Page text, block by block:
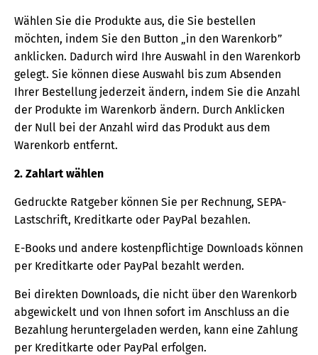
Wählen Sie die Produkte aus, die Sie bestellen
möchten, indem Sie den Button „in den Warenkorb”
anklicken. Dadurch wird Ihre Auswahl in den Warenkorb
gelegt. Sie können diese Auswahl bis zum Absenden
Ihrer Bestellung jederzeit ändern, indem Sie die Anzahl
der Produkte im Warenkorb ändern. Durch Anklicken
der Null bei der Anzahl wird das Produkt aus dem
Warenkorb entfernt.
2. Zahlart wählen
Gedruckte Ratgeber können Sie per Rechnung, SEPA-
Lastschrift, Kreditkarte oder PayPal bezahlen.
E-Books und andere kostenpflichtige Downloads können
per Kreditkarte oder PayPal bezahlt werden.
Bei direkten Downloads, die nicht über den Warenkorb
abgewickelt und von Ihnen sofort im Anschluss an die
Bezahlung heruntergeladen werden, kann eine Zahlung
per Kreditkarte oder PayPal erfolgen.